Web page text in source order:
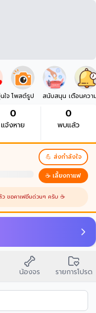
ใจ โพสต์รูป สนับสนุน เตือนควา
0
แจ้งหาย
0
พบแล้ว
💪 ส่งกำลังใจ
☕ เลี้ยงกาแฟ
ขอคาเฟอีนด่วนๆ ครับ ☕
น้องจร รายการโปรด